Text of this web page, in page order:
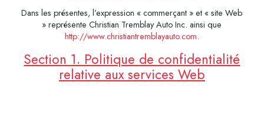
Dans les présentes, l’expression « commerçant » et « site Web
» représente Christian Tremblay Auto Inc. ainsi que
http://www.christiantremblayauto.com.
Section 1. Politique de confidentialité
relative aux services Web